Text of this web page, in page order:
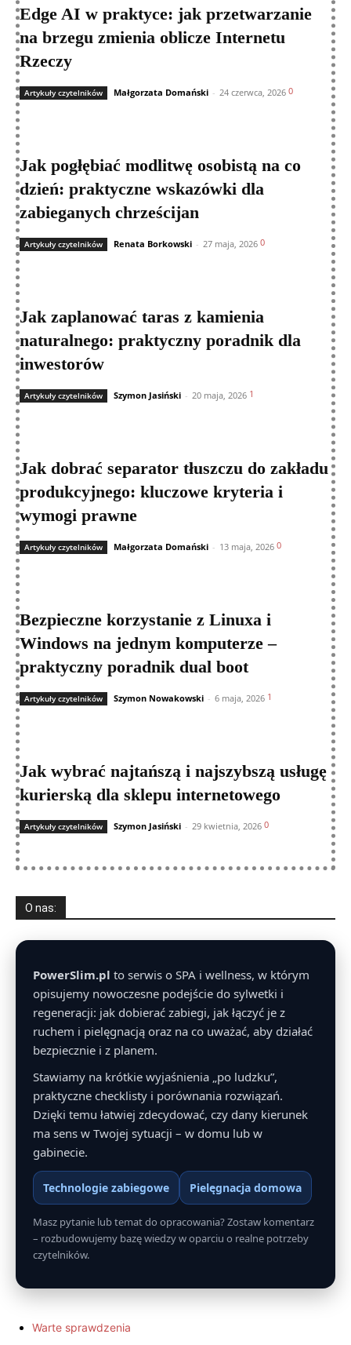
Edge AI w praktyce: jak przetwarzanie
na brzegu zmienia oblicze Internetu
Rzeczy
Artykuły czytelników Małgorzata Domański - 24 czerwca, 2026 0
Jak pogłębiać modlitwę osobistą na co
dzień: praktyczne wskazówki dla
zabieganych chrześcijan
Artykuły czytelników Renata Borkowski - 27 maja, 2026 0
Jak zaplanować taras z kamienia
naturalnego: praktyczny poradnik dla
inwestorów
Artykuły czytelników Szymon Jasiński - 20 maja, 2026 1
Jak dobrać separator tłuszczu do zakładu
produkcyjnego: kluczowe kryteria i
wymogi prawne
Artykuły czytelników Małgorzata Domański - 13 maja, 2026 0
Bezpieczne korzystanie z Linuxa i
Windows na jednym komputerze –
praktyczny poradnik dual boot
Artykuły czytelników Szymon Nowakowski - 6 maja, 2026 1
Jak wybrać najtańszą i najszybszą usługę
kurierską dla sklepu internetowego
Artykuły czytelników Szymon Jasiński - 29 kwietnia, 2026 0
O nas:
PowerSlim.pl to serwis o SPA i wellness, w którym
opisujemy nowoczesne podejście do sylwetki i
regeneracji: jak dobierać zabiegi, jak łączyć je z
ruchem i pielęgnacją oraz na co uważać, aby działać
bezpiecznie i z planem.
Stawiamy na krótkie wyjaśnienia „po ludzku”,
praktyczne checklisty i porównania rozwiązań.
Dzięki temu łatwiej zdecydować, czy dany kierunek
ma sens w Twojej sytuacji – w domu lub w
gabinecie.
Technologie zabiegowe Pielęgnacja domowa
Masz pytanie lub temat do opracowania? Zostaw komentarz
– rozbudowujemy bazę wiedzy w oparciu o realne potrzeby
czytelników.
Warte sprawdzenia